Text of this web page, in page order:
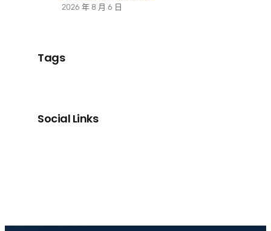
2026 年 8 月 6 日
Tags
Social Links